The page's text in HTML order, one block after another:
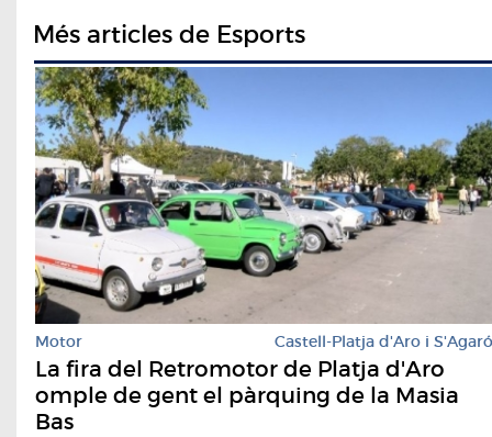
Més articles de Esports
Motor Castell-Platja d'Aro i S'Agaró
La fira del Retromotor de Platja d'Aro
omple de gent el pàrquing de la Masia
Bas